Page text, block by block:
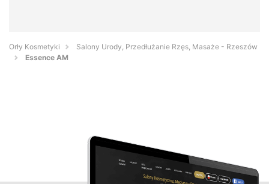
Orły Kosmetyki
Salony Urody, Przedłużanie Rzęs, Masaże - Rzeszów
Essence AM